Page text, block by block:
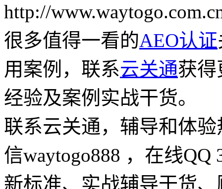
http://
很多值得一看的AEO认证
用案例，联系云关通获得
经验及案例实战干货。
联系云关通，辅导和体验
信waytogo888 ，在线QQ
新标准、实战辅导干货